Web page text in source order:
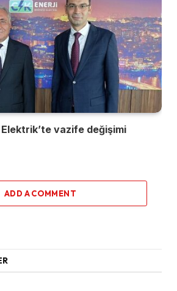
vazife değişimi
ADD A COMMENT